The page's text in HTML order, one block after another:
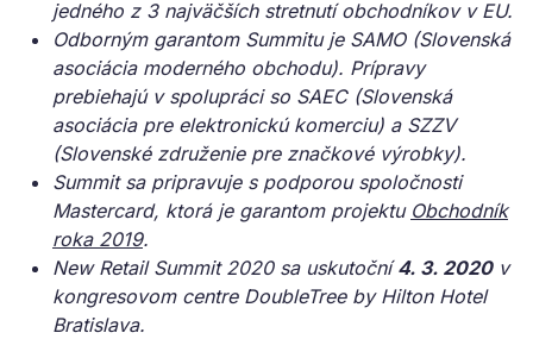
jedného z 3 najväčších stretnutí obchodníkov v EU.
Odborným garantom Summitu je SAMO (Slovenská
asociácia moderného obchodu). Prípravy
prebiehajú v spolupráci so SAEC (Slovenská
asociácia pre elektronickú komerciu) a SZZV
(Slovenské združenie pre značkové výrobky).
Summit sa pripravuje s podporou spoločnosti
Mastercard, ktorá je garantom projektu Obchodník
roka 2019.
New Retail Summit 2020 sa uskutoční4. 3. 2020v
kongresovom centre DoubleTree by Hilton Hotel
Bratislava.